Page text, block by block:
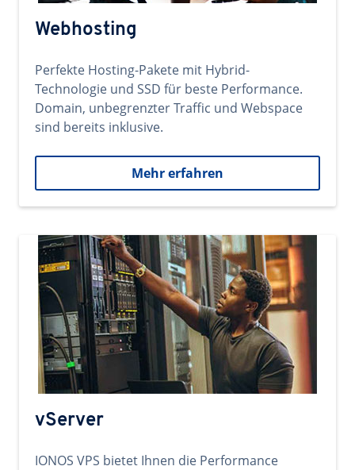
Webhosting
Perfekte Hosting-Pakete mit Hybrid-
Technologie und SSD für beste Performance.
Domain, unbegrenzter Traffic und Webspace
sind bereits inklusive.
Mehr erfahren
vServer
IONOS VPS bietet Ihnen die Performance